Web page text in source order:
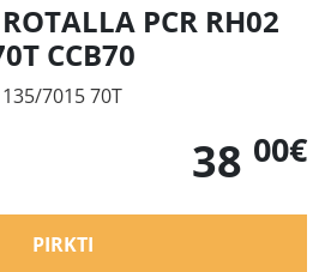
PCR RH02
CCB70
135/7015 70T
38 00€
PIRKTI